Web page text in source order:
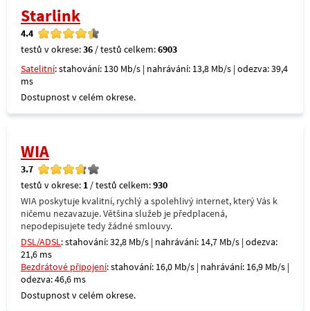
Starlink
4.4
testů v okrese:36 / testů celkem:6903
Satelitní: stahování: 130 Mb/s | nahrávání: 13,8 Mb/s | odezva: 39,4
ms
Dostupnost v celém okrese.
WIA
3.7
testů v okrese: 1 / testů celkem:930
WIA poskytuje kvalitní, rychlý a spolehlivý internet, který Vás k
ničemu nezavazuje. Většina služeb je předplacená,
nepodepisujete tedy žádné smlouvy.
DSL/ADSL: stahování: 32,8 Mb/s | nahrávání: 14,7 Mb/s | odezva:
21,6 ms
Bezdrátové připojení: stahování: 16,0 Mb/s | nahrávání: 16,9 Mb/s |
odezva: 46,6 ms
Dostupnost v celém okrese.